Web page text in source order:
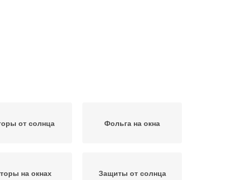
от солнца Фольга на окна
на окнах Защиты от солнца